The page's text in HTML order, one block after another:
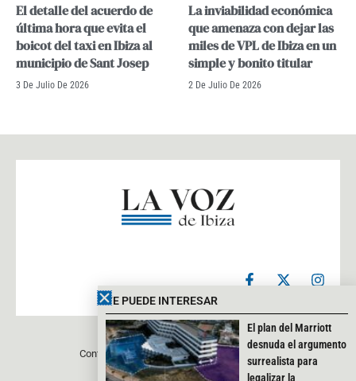
El detalle del acuerdo de
última hora que evita el
boicot del taxi en Ibiza al
municipio de Sant Josep
3 De Julio De 2026
La inviabilidad económica
que amenaza con dejar las
miles de VPL de Ibiza en un
simple y bonito titular
2 De Julio De 2026
F
a
e
b
o
o
k
X
-
w
i
t
t
e
I
n
t
a
g
r
Contacto Aviso legal Política de privacidad
TE PUEDE INTERESAR
El plan del Marriott
desnuda el argumento
surrealista para
legalizar la